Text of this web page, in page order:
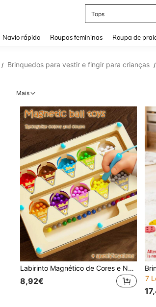
Tops
Navio rápido Roupas femininas Roupa de
/ Brinquedos para vestir e fingir para crianças /
Mais
Labirinto Magnético de Cores e Números em Madeira para Crianças, Labirinto de Classificação de Cores em Madeira, Tabuleiro de Puzzle de Aprendizagem de Contagem e Correspondência de Cores em Madeira, Brinquedos Montessori para Motricidade Fina, Brinquedos Magnéticos, Jogos Magnéticos. Adequado para Crianças a Partir dos 3 Anos
8,92€
7